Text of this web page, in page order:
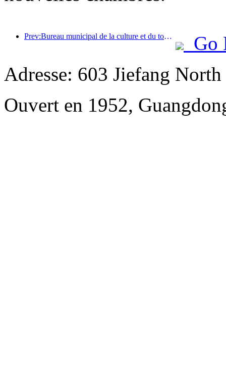
Prev:Bureau municipal de la culture et du tourisme de Pékin : En 2025, Pékin a accueilli 5,48 millions de touristes étrangers, soit une augmentation de 39 % par rapport à l’année précédente.
Go
Adresse: 603 Jiefang
Ouvert en 1952,